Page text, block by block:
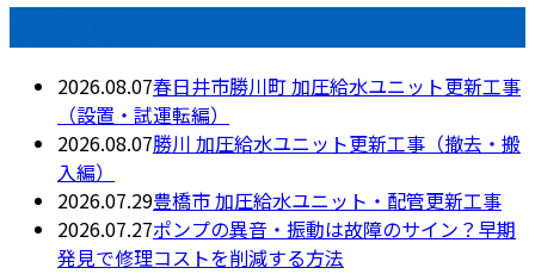
2026.08.07春日井市勝川町 加圧給水ユニット更新工事
（設置・試運転編）
2026.08.07勝川 加圧給水ユニット更新工事（撤去・搬
入編）
2026.07.29豊橋市 加圧給水ユニット・配管更新工事
2026.07.27ポンプの異音・振動は故障のサイン？早期
発見で修理コストを削減する方法